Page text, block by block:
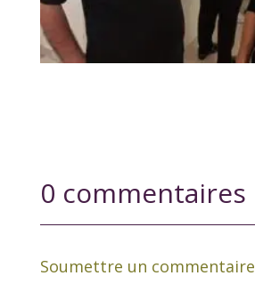
0 commentaires
Soumettre un commentaire